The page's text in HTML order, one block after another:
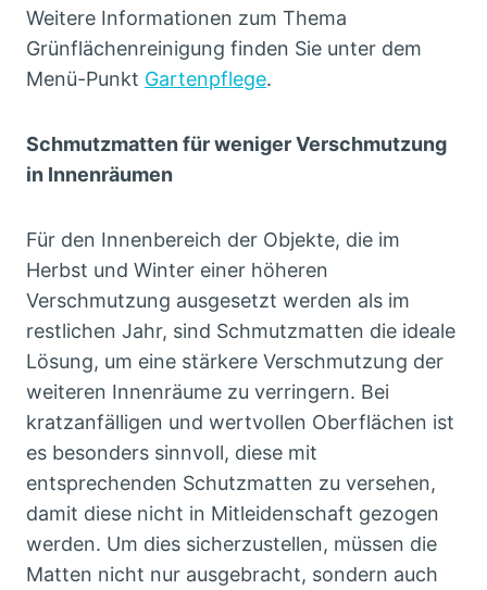
Weitere Informationen zum Thema
Grünflächenreinigung finden Sie unter dem
Menü-Punkt Gartenpflege.
Schmutzmatten für weniger Verschmutzung
in Innenräumen
Für den Innenbereich der Objekte, die im
Herbst und Winter einer höheren
Verschmutzung ausgesetzt werden als im
restlichen Jahr, sind Schmutzmatten die ideale
Lösung, um eine stärkere Verschmutzung der
weiteren Innenräume zu verringern. Bei
kratzanfälligen und wertvollen Oberflächen ist
es besonders sinnvoll, diese mit
entsprechenden Schutzmatten zu versehen,
damit diese nicht in Mitleidenschaft gezogen
werden. Um dies sicherzustellen, müssen die
Matten nicht nur ausgebracht, sondern auch